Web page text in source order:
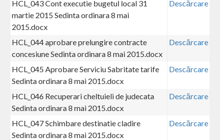
HCL_043 Cont executie bugetul local 31
martie 2015 Sedinta ordinara 8 mai
2015.docx
Descărcare
HCL_044 aprobare prelungire contracte
concesiune Sedinta ordinara 8 mai 2015.docx
Descărcare
HCL_045 Aprobare Serviciu Sabritate tarife
Sedinta ordinara 8 mai 2015.docx
Descărcare
HCL_046 Recuperari cheltuieli de judecata
Sedinta ordinara 8 mai 2015.docx
Descărcare
HCL_047 Schimbare destinatie cladire
Sedinta ordinara 8 mai 2015.docx
Descărcare